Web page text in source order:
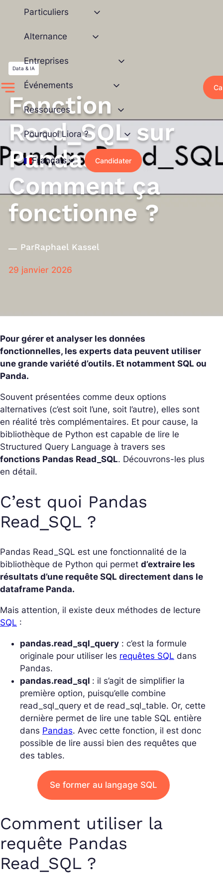
contenu
Particuliers
Alternance
Entreprises
Événements
Ressources
Pourquoi Liora ?
Français Candidater
Data & IA
Fonction
Read_SQL sur
Pandas :
Comment ça
fonctionne ?
ParRaphael Kassel
29 janvier 2026
Pour gérer et analyser les données
fonctionnelles, les experts data peuvent utiliser
une grande variété d’outils. Et notamment SQL ou
Panda.
Souvent présentées comme deux options
alternatives (c’est soit l’une, soit l’autre), elles sont
en réalité très complémentaires. Et pour cause, la
bibliothèque de Python est capable de lire le
Structured Query Language à travers ses
fonctions Pandas Read_SQL. Découvrons-les plus
en détail.
C’est quoi Pandas
Read_SQL ?
Pandas Read_SQL est une fonctionnalité de la
bibliothèque de Python qui permet d’extraire les
résultats d’une requête SQL directement dans le
dataframe Panda.
Mais attention, il existe deux méthodes de lecture
SQL :
pandas.read_sql_query : c’est la formule
originale pour utiliser les requêtes SQL dans
Pandas.
pandas.read_sql : il s’agit de simplifier la
première option, puisqu’elle combine
read_sql_query et de read_sql_table. Or, cette
dernière permet de lire une table SQL entière
dans Pandas. Avec cette fonction, il est donc
possible de lire aussi bien des requêtes que
des tables.
Se former au langage SQL
Comment utiliser la
requête Pandas
Read_SQL ?